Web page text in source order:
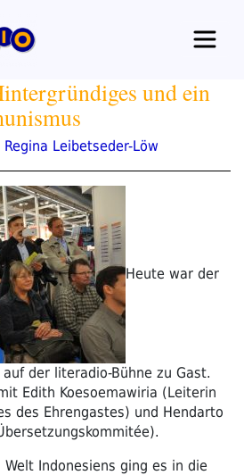
und ein
Regina Leibetseder-Löw
Heute war der
der literadio-Bühne zu Gast.
Edith Koesoemawiria (Leiterin
des Ehrengastes) und Hendarto
Indonesiens ging es in die